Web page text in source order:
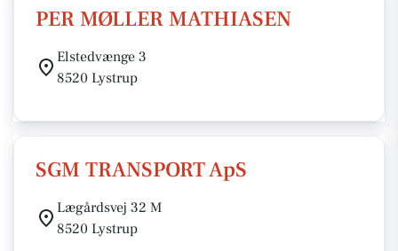
PER MØLLER MATHIASEN
Elstedvænge 3
8520 Lystrup
SGM TRANSPORT ApS
Lægårdsvej 32 M
8520 Lystrup